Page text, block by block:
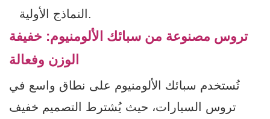
النماذج الأولية.
تروس مصنوعة من سبائك الألومنيوم: خفيفة
الوزن وفعالة
تُستخدم سبائك الألومنيوم على نطاق واسع في
تروس السيارات، حيث يُشترط التصميم خفيف